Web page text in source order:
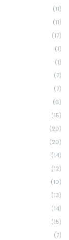
(11)
(11)
(17)
(1)
(1)
(7)
(7)
(6)
(15)
(20)
(20)
(14)
(12)
(10)
(13)
(14)
(15)
(7)